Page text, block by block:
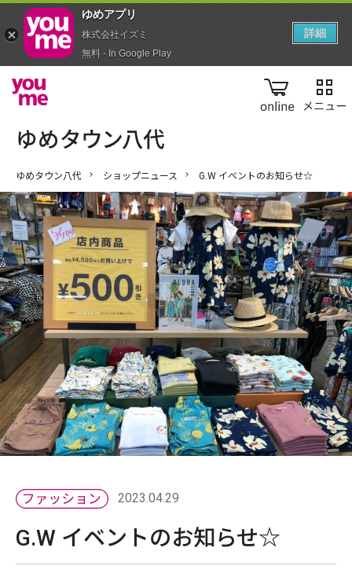
online
ゆめタウン八代 ショップニュース G.W イベントのお知らせ☆
2023.04.29
G.W イベントのお知らせ☆
ゆめアプ‪リ‬
株式会社イズミ
無料 - In Google Play
詳細